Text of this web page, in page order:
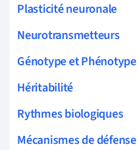
Plasticité neuronale
Neurotransmetteurs
Génotype et Phénotype
Héritabilité
Rythmes biologiques
Mécanismes de défense